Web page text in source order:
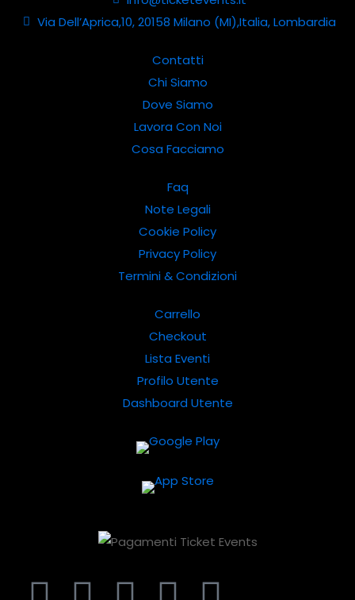
Via Dell’Aprica,10, 20158 Milano (MI),Italia, Lombardia
Contatti
Chi Siamo
Dove Siamo
Lavora Con Noi
Cosa Facciamo
Faq
Note Legali
Cookie Policy
Privacy Policy
Termini & Condizioni
Carrello
Checkout
Lista Eventi
Profilo Utente
Dashboard Utente